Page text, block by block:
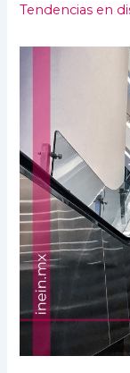
Tendencias en